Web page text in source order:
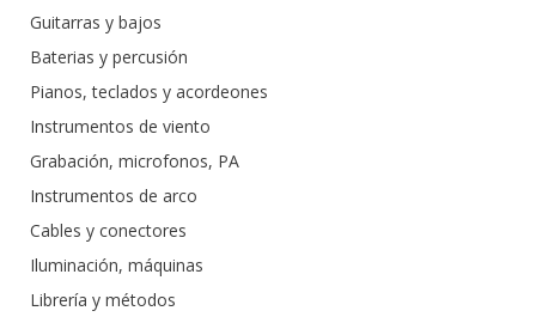
Guitarras y bajos
Baterias y percusión
Pianos, teclados y acordeones
Instrumentos de viento
Grabación, microfonos, PA
Instrumentos de arco
Cables y conectores
Iluminación, máquinas
Librería y métodos